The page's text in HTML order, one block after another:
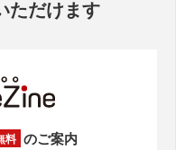
ただけます
料 のご案内